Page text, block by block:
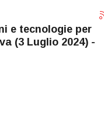
e tecnologie per
(3 Luglio 2024) -